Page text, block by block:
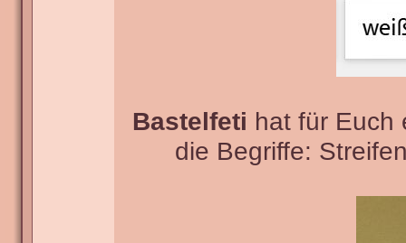
Bastelfeti hat für Euch
die Begriffe: